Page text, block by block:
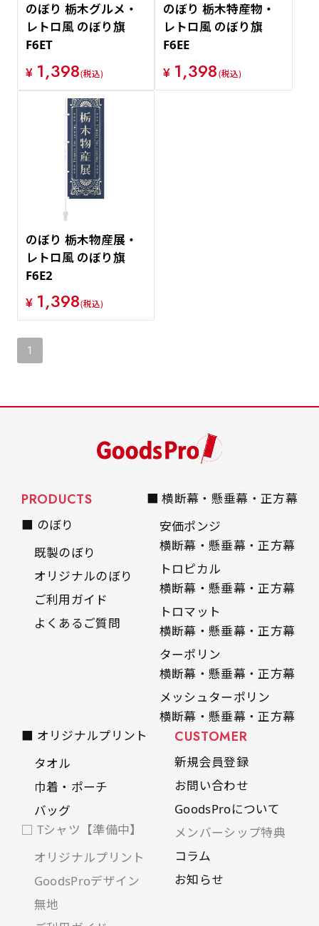
のぼり 栃木グルメ・
レトロ風 のぼり旗
F6ET
¥ 1,398(税込)
のぼり 栃木特産物・
レトロ風 のぼり旗
F6EE
¥ 1,398(税込)
のぼり 栃木物産展・
レトロ風 のぼり旗
F6E2
¥ 1,398(税込)
1
PRODUCTS
■ のぼり
既製のぼり
オリジナルのぼり
ご利用ガイド
よくあるご質問
■ 横断幕・懸垂幕・正方幕
安価ポンジ
横断幕・懸垂幕・正方幕
トロピカル
横断幕・懸垂幕・正方幕
トロマット
横断幕・懸垂幕・正方幕
ターポリン
横断幕・懸垂幕・正方幕
メッシュターポリン
横断幕・懸垂幕・正方幕
■ オリジナルプリント
タオル
巾着・ポーチ
バッグ
□ Tシャツ【準備中】
オリジナルプリント
GoodsProデザイン
無地
CUSTOMER
新規会員登録
お問い合わせ
GoodsProについて
メンバーシップ特典
コラム
お知らせ